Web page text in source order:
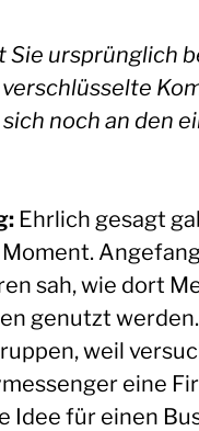
Sie ursprünglich
noch an den
Ehrlich gesagt
sah, wie dort
genutzt
weil
eine
Idee für einen